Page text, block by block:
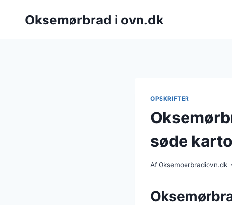
Oksemørbrad i ovn.dk
OPSKRIFTER
søde
AfOksemoerbradiovn.dk